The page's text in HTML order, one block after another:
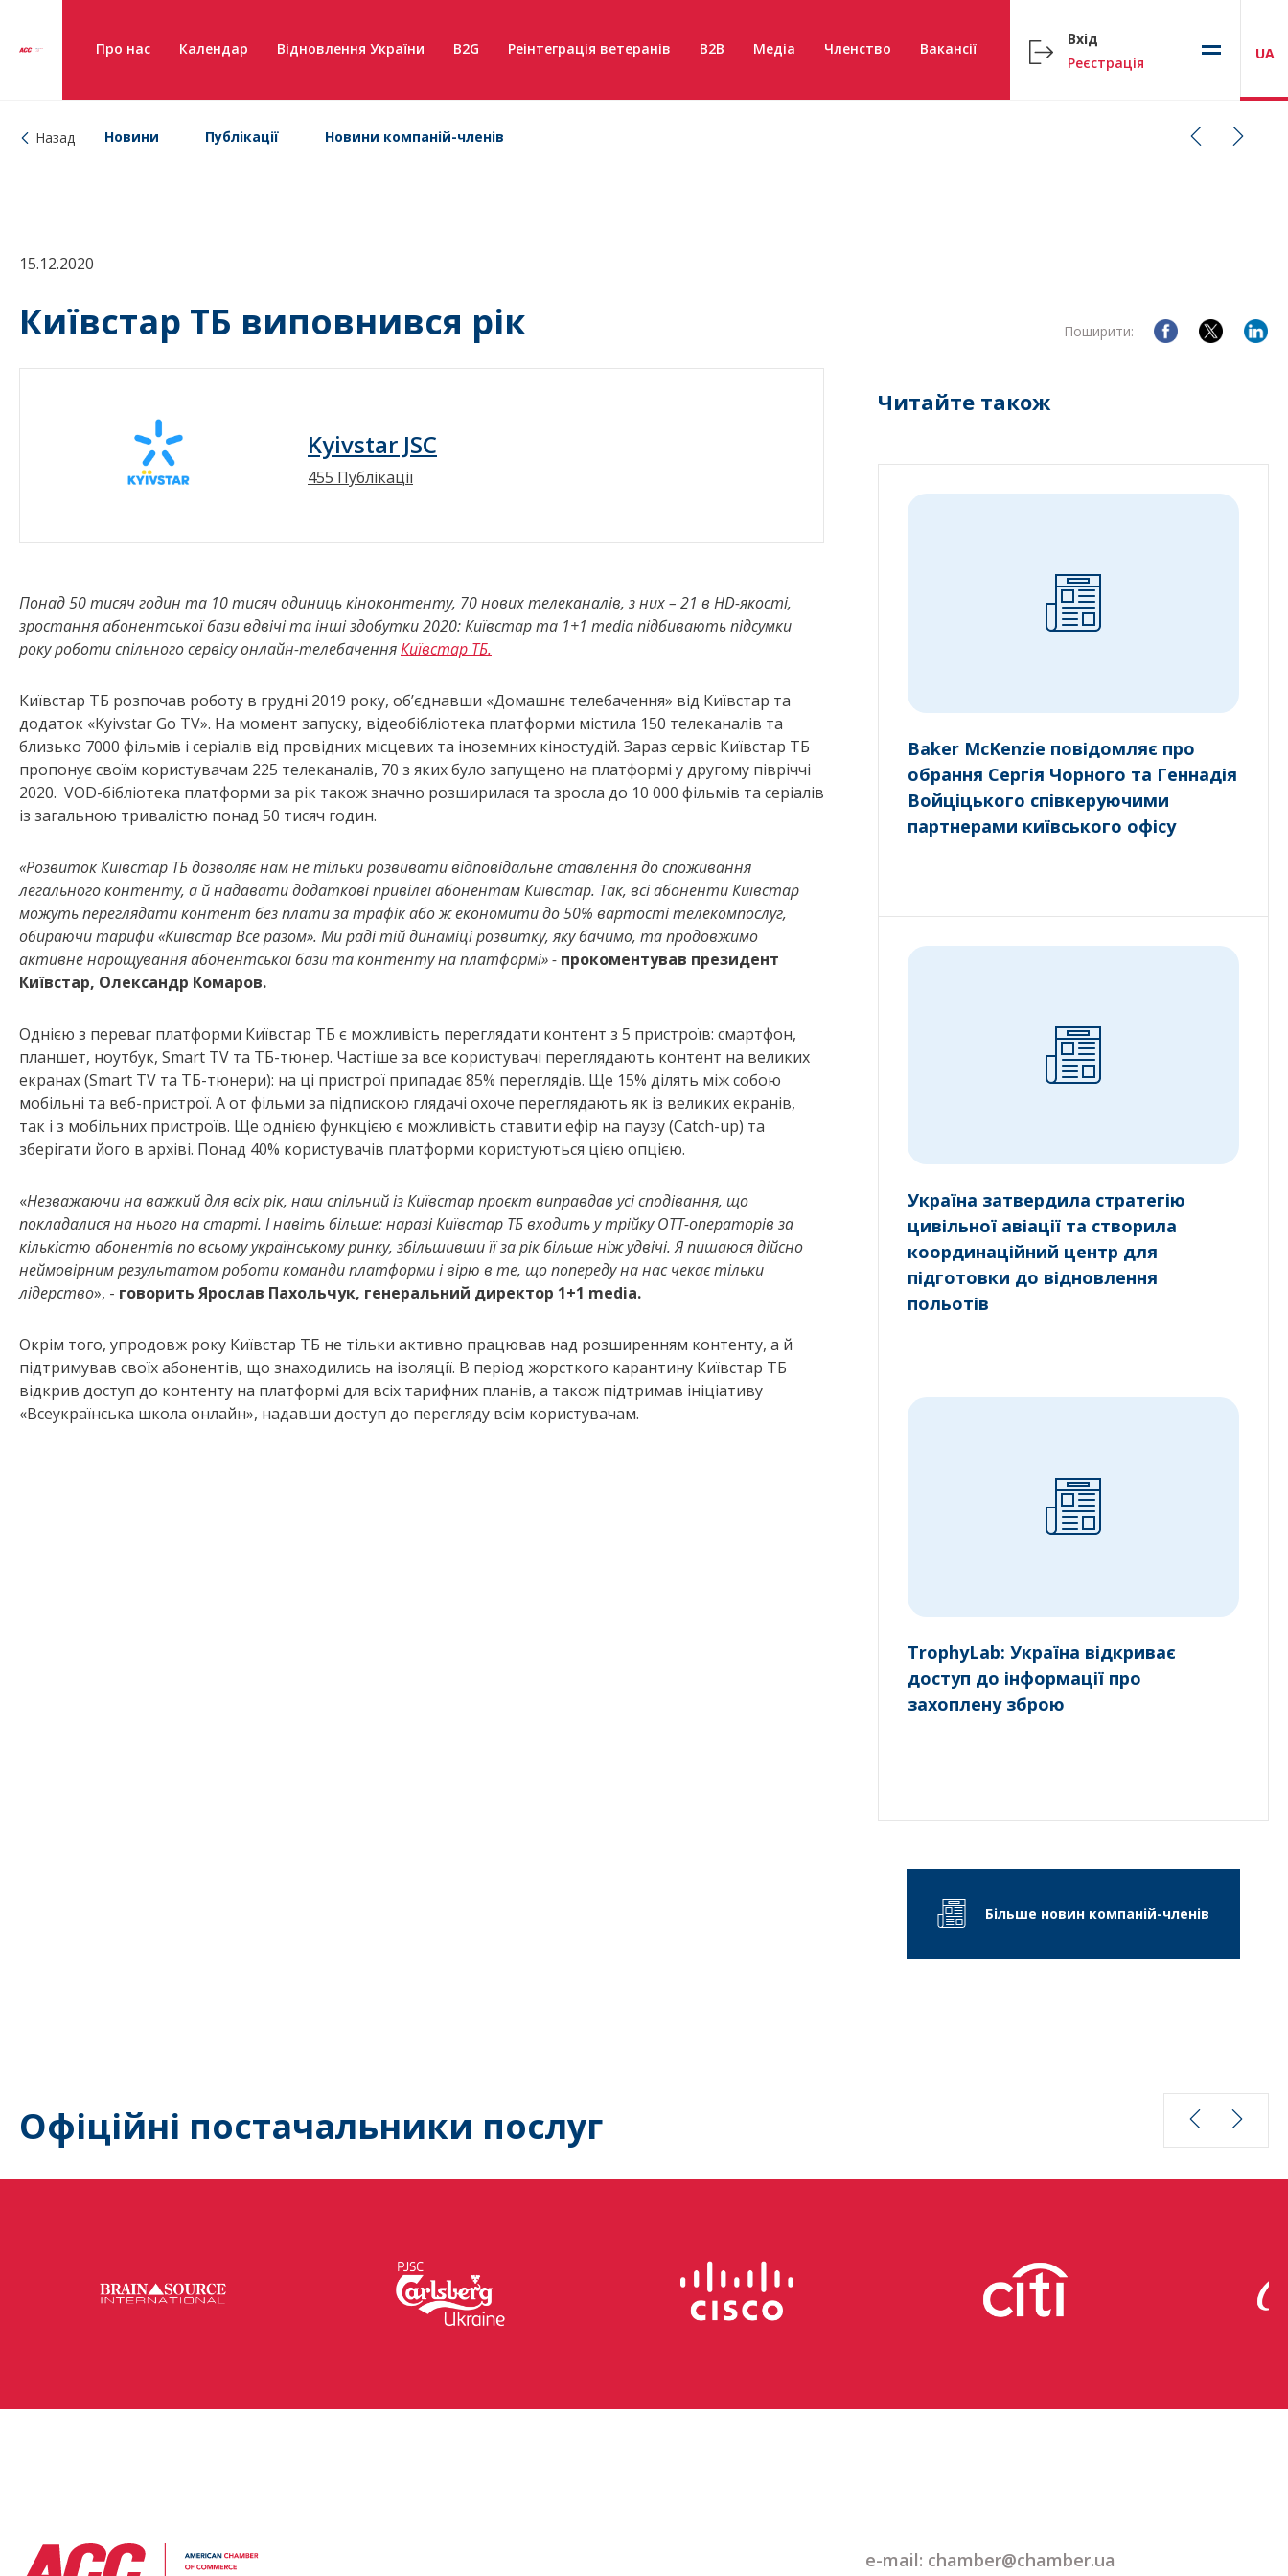
Про нас Календар Відновлення України B2G Реінтеграція ветеранів B2B Медіа Членство Вакансії
Вхід
Реєстрація
UA
Назад Новини Публікації Новини компаній-членів
15.12.2020
Київстар ТБ виповнився рік Поширити:
Kyivstar JSC
455 Публікації
Понад 50 тисяч годин та 10 тисяч одиниць кіноконтенту, 70 нових телеканалів, з них – 21 в HD-якості,
зростання абонентської бази вдвічі та інші здобутки 2020: Київстар та 1+1 media підбивають підсумки
року роботи спільного сервісу онлайн-телебаченняКиївстар ТБ.
Київстар ТБ розпочав роботу в грудні 2019 року, об’єднавши «Домашнє телебачення» від Київстар та
додаток «Kyivstar Go TV». На момент запуску, відеобібліотека платформи містила 150 телеканалів та
близько 7000 фільмів і серіалів від провідних місцевих та іноземних кіностудій. Зараз сервіс Київстар ТБ
пропонує своїм користувачам 225 телеканалів, 70 з яких було запущено на платформі у другому півріччі
2020. VOD-бібліотека платформи за рік також значно розширилася та зросла до 10 000 фільмів та серіалів
із загальною тривалістю понад 50 тисяч годин.
«Розвиток Київстар ТБ дозволяє нам не тільки розвивати відповідальне ставлення до споживання
легального контенту, а й надавати додаткові привілеї абонентам Київстар. Так, всі абоненти Київстар
можуть переглядати контент без плати за трафік або ж економити до 50% вартості телекомпослуг,
обираючи тарифи«Київстар Все разом». Ми раді тій динаміці розвитку, яку бачимо, та продовжимо
активне нарощування абонентської бази та контенту на платформі» - прокоментував президент
Київстар, Олександр Комаров.
Однією з переваг платформи Київстар ТБ є можливість переглядати контент з 5 пристроїв: смартфон,
планшет, ноутбук, Smart TV та ТБ-тюнер. Частіше за все користувачі переглядають контент на великих
екранах (Smart TV та ТБ-тюнери): на ці пристрої припадає 85% переглядів. Ще 15% ділять між собою
мобільні та веб-пристрої. А от фільми за підпискою глядачі охоче переглядають як із великих екранів,
так і з мобільних пристроїв. Ще однією функцією є можливість ставити ефір на паузу (Catch-up) та
зберігати його в архіві. Понад 40% користувачів платформи користуються цією опцією.
«Незважаючи на важкий для всіх рік, наш спільний із Київстар проєкт виправдав усі сподівання, що
покладалися на нього на старті. І навіть більше: наразі Київстар ТБ входить у трійку ОТТ-операторів за
кількістю абонентів по всьому українському ринку, збільшивши її за рік більше ніж удвічі. Я пишаюся дійсно
неймовірним результатом роботи команди платформи і вірю в те, що попереду на нас чекає тільки
лідерство», - говорить Ярослав Пахольчук, генеральний директор 1+1 media.
Окрім того, упродовж року Київстар ТБ не тільки активно працював над розширенням контенту, а й
підтримував своїх абонентів, що знаходились на ізоляції. В період жорсткого карантину Київстар ТБ
відкрив доступ до контенту на платформі для всіх тарифних планів, а також підтримав ініціативу
«Всеукраїнська школа онлайн», надавши доступ до перегляду всім користувачам.
Читайте також
Baker McKenzie повідомляє про
обрання Сергія Чорного та Геннадія
Войціцького співкеруючими
партнерами київського офісу
Україна затвердила стратегію
цивільної авіації та створила
координаційний центр для
підготовки до відновлення
польотів
TrophyLab: Україна відкриває
доступ до інформації про
захоплену зброю
Більше новин компаній-членів
Офіційні постачальники послуг
e-mail: chamber@chamber.ua